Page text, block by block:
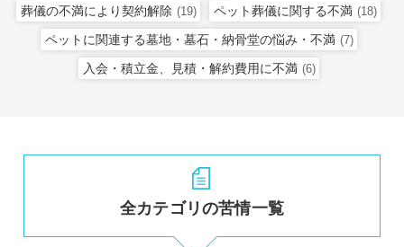
葬儀の不満により契約解除 (19) ペット葬儀に関する不満 (18)
ペットに関連する墓地・墓石・納骨堂の悩み・不満 (7)
入会・積立金、見積・解約費用に不満 (6)
全カテゴリの苦情一覧